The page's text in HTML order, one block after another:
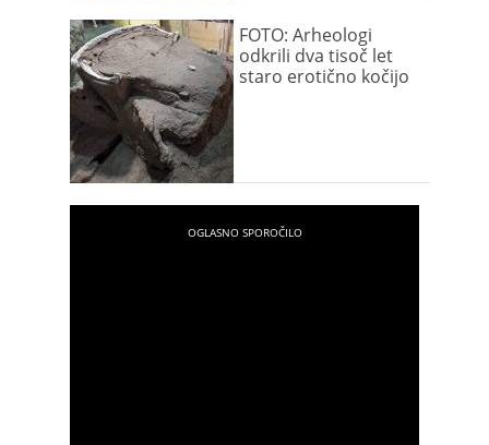
FOTO: Arheologi
odkrili dva tisoč let
staro erotično kočijo